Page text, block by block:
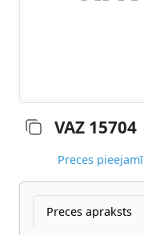
VAZ 15704
Preces
Preces apraksts